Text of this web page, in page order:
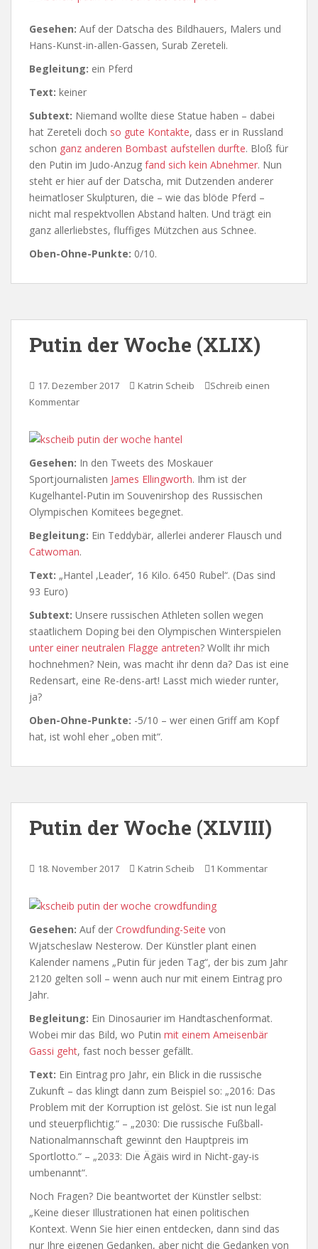
Gesehen: Auf der Datscha des Bildhauers, Malers und
Hans-Kunst-in-allen-Gassen, Surab Zereteli.
Begleitung: ein Pferd
Text: keiner
Subtext: Niemand wollte diese Statue haben – dabei
hat Zereteli doch so gute Kontakte, dass er in Russland
schon ganz anderen Bombast aufstellen durfte. Bloß für
den Putin im Judo-Anzug fand sich kein Abnehmer. Nun
steht er hier auf der Datscha, mit Dutzenden anderer
heimatloser Skulpturen, die – wie das blöde Pferd –
nicht mal respektvollen Abstand halten. Und trägt ein
ganz allerliebstes, fluffiges Mützchen aus Schnee.
Oben-Ohne-Punkte: 0/10.
Putin der Woche (XLIX)
17. Dezember 2017 Katrin Scheib
Schreib einen
Kommentar
Gesehen: In den Tweets des Moskauer
Sportjournalisten James Ellingworth. Ihm ist der
Kugelhantel-Putin im Souvenirshop des Russischen
Olympischen Komitees begegnet.
Begleitung: Ein Teddybär, allerlei anderer Flausch und
Catwoman.
Text: „Hantel ‚Leader‘, 16 Kilo. 6450 Rubel“. (Das sind
93 Euro)
Subtext: Unsere russischen Athleten sollen wegen
staatlichem Doping bei den Olympischen Winterspielen
unter einer neutralen Flagge antreten? Wollt ihr mich
hochnehmen? Nein, was macht ihr denn da? Das ist eine
Redensart, eine Re-dens-art! Lasst mich wieder runter,
ja?
Oben-Ohne-Punkte: -5/10 – wer einen Griff am Kopf
hat, ist wohl eher „oben mit“.
Putin der Woche (XLVIII)
18. November 2017 Katrin Scheib 1 Kommentar
Gesehen: Auf der Crowdfunding-Seite von
Wjatscheslaw Nesterow. Der Künstler plant einen
Kalender namens „Putin für jeden Tag“, der bis zum Jahr
2120 gelten soll – wenn auch nur mit einem Eintrag pro
Jahr.
Begleitung: Ein Dinosaurier im Handtaschenformat.
Wobei mir das Bild, wo Putin mit einem Ameisenbär
Gassi geht, fast noch besser gefällt.
Text: Ein Eintrag pro Jahr, ein Blick in die russische
Zukunft – das klingt dann zum Beispiel so: „2016: Das
Problem mit der Korruption ist gelöst. Sie ist nun legal
und steuerpflichtig.“ – „2030: Die russische Fußball-
Nationalmannschaft gewinnt den Hauptpreis im
Sportlotto.“ – „2033: Die Ägäis wird in Nicht-gay-is
umbenannt“.
Noch Fragen? Die beantwortet der Künstler selbst:
„Keine dieser Illustrationen hat einen politischen
Kontext. Wenn Sie hier einen entdecken, dann sind das
nur Ihre eigenen Gedanken, aber nicht die Gedanken von